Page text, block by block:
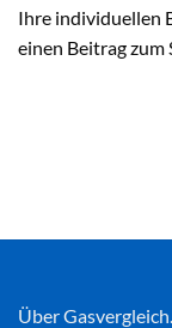
Ihre individuellen
einen Beitrag zum
Über